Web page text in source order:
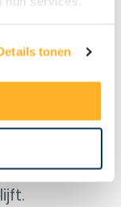
tonen
van de
in